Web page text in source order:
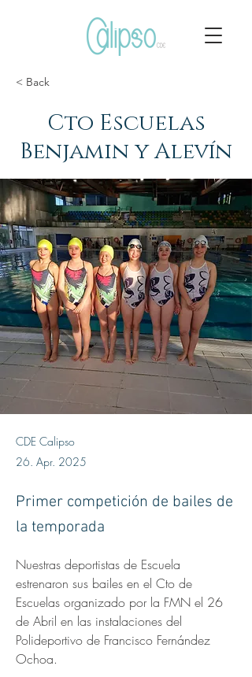
< Back
Cto Escuelas
Benjamin y Alevín
CDE Calipso
26. Apr. 2025
Primer competición de bailes de
la temporada
Nuestras deportistas de Escuela
estrenaron sus bailes en el Cto de
Escuelas organizado por la FMN el 26
de Abril en las instalaciones del
Polideportivo de Francisco Fernández
Ochoa.